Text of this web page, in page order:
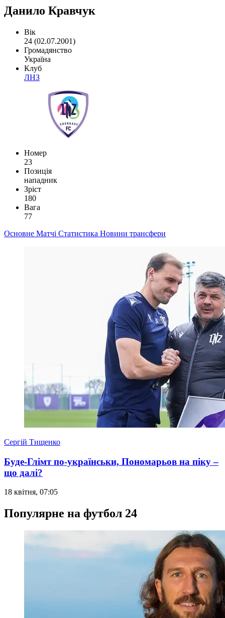
Данило Кравчук
Вік
24 (02.07.2001)
Громадянство
Україна
Клуб
ЛНЗ
Номер
23
Позиція
нападник
Зріст
180
Вага
77
Основне Матчі Статистика Новини трансфери
Сергій Тищенко
Буде-Глімт по-українськи, Пономарьов на піку –
що далі?
18 квітня, 07:05
Популярне на футбол 24